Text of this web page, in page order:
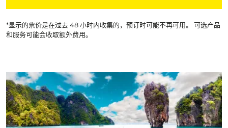
*显示的票价是在过去 48 小时内收集的，预订时可能不再可用。 可选产品
和服务可能会收取额外费用。